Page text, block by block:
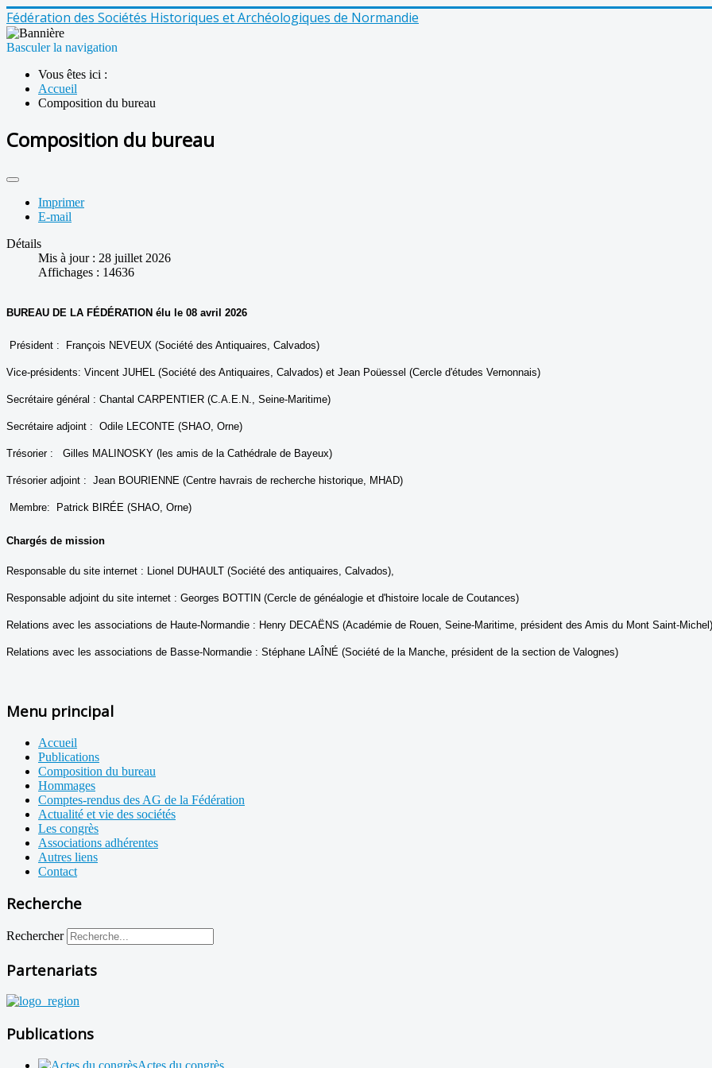
Fédération des Sociétés Historiques et Archéologiques de Normandie
Basculer la navigation
Vous êtes ici :
Accueil
Composition du bureau
Composition du bureau
Imprimer
E-mail
Détails
Mis à jour : 28 juillet 2026
Affichages : 14636
BUREAU DE LA FÉDÉRATION élu le 08 avril 2026
Président : François NEVEUX (Société des Antiquaires, Calvados)
Vice-présidents: Vincent JUHEL (Société des Antiquaires, Calvados) et Jean Poüessel (Cercle d'études Vernonnais)
Secrétaire général : Chantal CARPENTIER (C.A.E.N., Seine-Maritime)
Secrétaire adjoint : Odile LECONTE (SHAO, Orne)
Trésorier : Gilles MALINOSKY (les amis de la Cathédrale de Bayeux)
Trésorier adjoint : Jean BOURIENNE (Centre havrais de recherche historique, MHAD)
Membre: Patrick BIRÉE (SHAO, Orne)
Chargés de mission
Responsable du site internet : Lionel DUHAULT (Société des antiquaires, Calvados),
Responsable adjoint du site internet : Georges BOTTIN (Cercle de généalogie et d'histoire locale de Coutances)
Relations avec les associations de Haute-Normandie : Henry DECAËNS (Académie de Rouen, Seine-Maritime, président des Amis du Mont Saint-Michel)
Relations avec les associations de Basse-Normandie : Stéphane LAÎNÉ (Société de la Manche, président de la section de Valognes)
Menu principal
Accueil
Publications
Composition du bureau
Hommages
Comptes-rendus des AG de la Fédération
Actualité et vie des sociétés
Les congrès
Associations adhérentes
Autres liens
Contact
Recherche
Rechercher
Partenariats
Publications
Actes du congrès